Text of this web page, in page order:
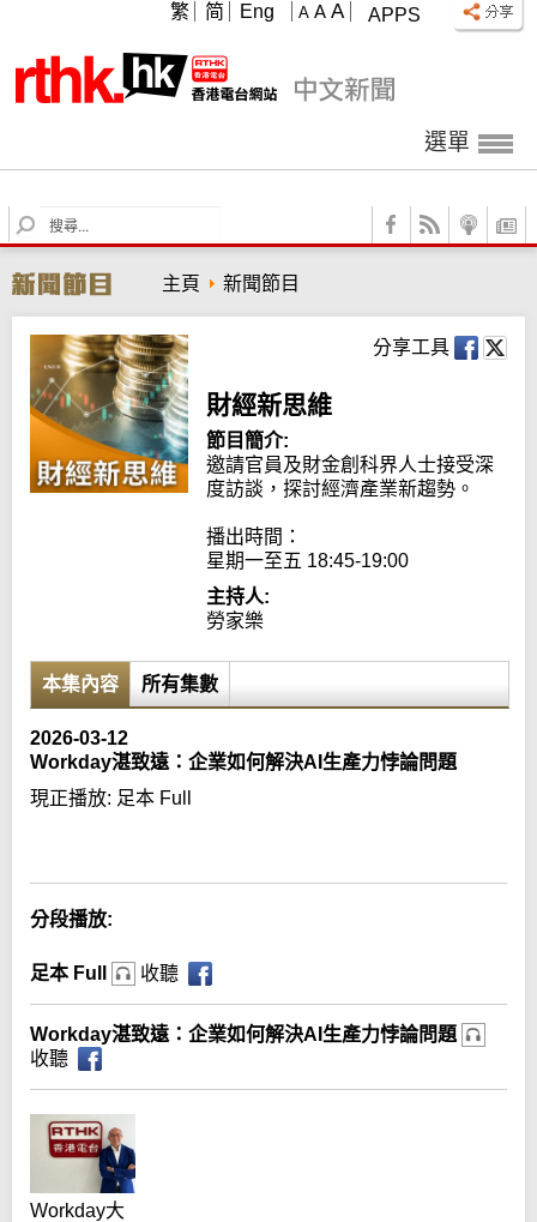
APPS
A A A
繁 简 Eng
選單
S
e
r
c
h
主頁 新聞節目
分享工具
財經新思維
節目簡介:
邀請官員及財金創科界人士接受深
度訪談，探討經濟產業新趨勢。
播出時間：
星期一至五 18:45-19:00
主持人:
勞家樂
本集內容 所有集數
2026-03-12
Workday湛致遠：企業如何解決AI生產力悖論問題
現正播放: 足本 Full
分段播放:
足本 Full 收聽
Workday湛致遠：企業如何解決AI生產力悖論問題
收聽
Workday大